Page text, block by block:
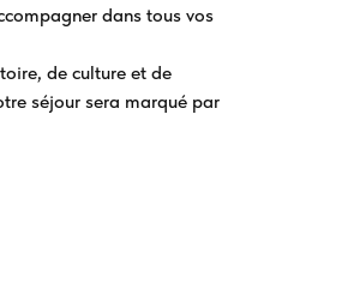
dans tous vos
de culture et de
séjour sera marqué par